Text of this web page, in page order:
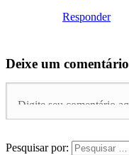
Responder
Deixe um comentário
Pesquisar por: